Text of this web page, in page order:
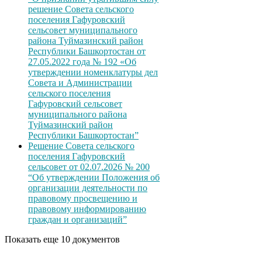
решение Совета сельского
поселения Гафуровский
сельсовет муниципального
района Туймазинский район
Республики Башкортостан от
27.05.2022 года № 192 «Об
утверждении номенклатуры дел
Совета и Администрации
сельского поселения
Гафуровский сельсовет
муниципального района
Туймазинский район
Республики Башкортостан”
Решение Совета сельского
поселения Гафуровский
сельсовет от 02.07.2026 № 200
“Об утверждении Положения об
организации деятельности по
правовому просвещению и
правовому информированию
граждан и организаций”
Показать еще 10 документов